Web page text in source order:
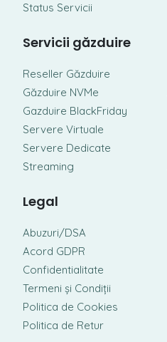
Status Servicii
Servicii găzduire
Reseller Găzduire
Găzduire NVMe
Gazduire BlackFriday
Servere Virtuale
Servere Dedicate
Streaming
Legal
Abuzuri/DSA
Acord GDPR
Confidentialitate
Termeni și Condiții
Politica de Cookies
Politica de Retur